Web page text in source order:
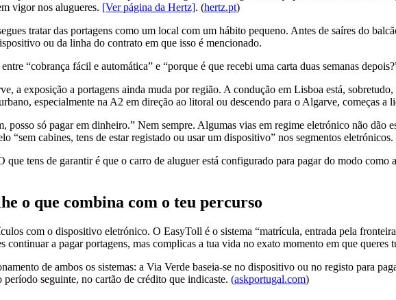
vigor nos alugueres. [Ver página da Hertz]. (hertz.pt)
tratar das portagens como um local com um hábito pequeno. Antes de saíres do
ou da linha do contrato em que isso é mencionado.
“cobrança fácil e automática” e “porque é que recebi uma carta duas semanas
a exposição a portagens ainda muda por região. A condução em Lisboa está,
especialmente na A2 em direção ao litoral ou descendo para o Algarve, começas a
só pagar em dinheiro.” Nem sempre. Algumas vias em regime eletrónico não dão
“sem cabines, tens de estar registado ou usar um dispositivo” nos segmentos eletrónicos.
que tens de garantir é que o carro de aluguer está configurado para pagar do modo
o que combina com o teu percurso
com o dispositivo eletrónico. O EasyToll é o sistema “matrícula, entrada pela
continuar a pagar portagens, mas complicas a tua vida no exato momento em que queres
de ambos os sistemas: a Via Verde baseia-se no dispositivo ou no registo para
seguinte, no cartão de crédito que indicaste. (askportugal.com)